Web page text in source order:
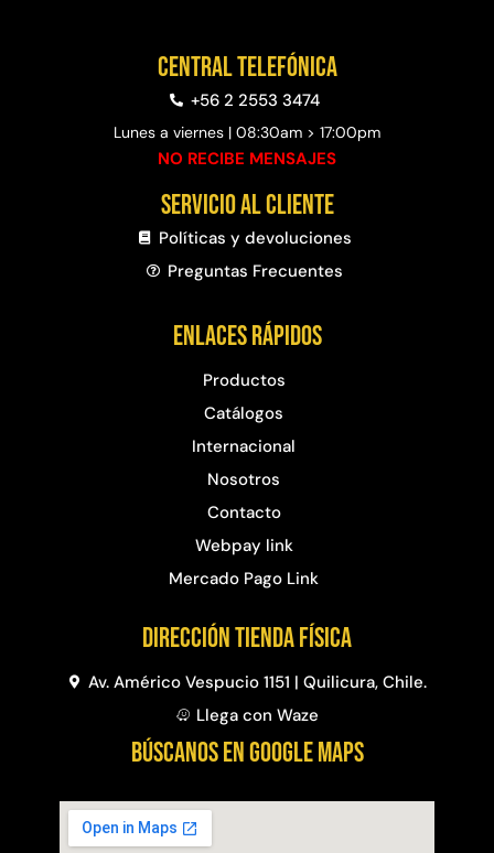
Central telefónica
+56 2 2553 3474
Lunes a viernes | 08:30am > 17:00pm
NO RECIBE MENSAJES
Servicio al cliente
Políticas y devoluciones
Preguntas Frecuentes​
Enlaces rápidos
Productos
Catálogos
Internacional
Nosotros
Contacto
Webpay link
Mercado Pago Link
Dirección Tienda física
Av. Américo Vespucio 1151 | Quilicura, Chile.
Llega con Waze
BÚSCANOS EN GOOGLE MAPS